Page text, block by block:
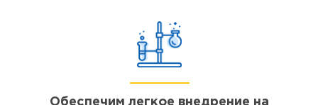
Обеспечим легкое внедрение на